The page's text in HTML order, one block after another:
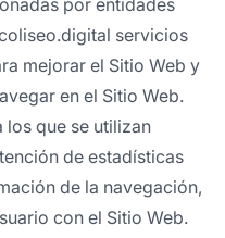
por entidades
servicios
mejorar el Sitio Web y
en el Sitio Web.
que se utilizan
de estadísticas
de la navegación,
con el Sitio Web.